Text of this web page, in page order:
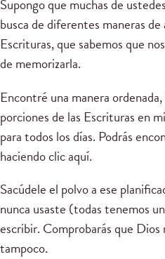
Supongo que muchas de
busca de diferentes maneras
Escrituras, que sabemos que
de memorizarla.
Encontré una manera
porciones de las Escrituras en
para todos los días. Podrás
haciendo clic aquí.
Sacúdele el polvo a ese
nunca usaste (todas tenemos
escribir. Comprobarás que Dios
tampoco.